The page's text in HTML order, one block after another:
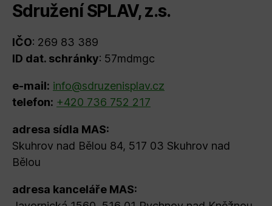
Sdružení SPLAV, z.s.
IČO: 269 83 389
ID dat. schránky: 57mdmgc
e-mail: info@sdruzenisplav.cz
telefon: +420 736 752 217
adresa sídla MAS:
Skuhrov nad Bělou 84, 517 03 Skuhrov nad
Bělou
adresa kanceláře MAS: